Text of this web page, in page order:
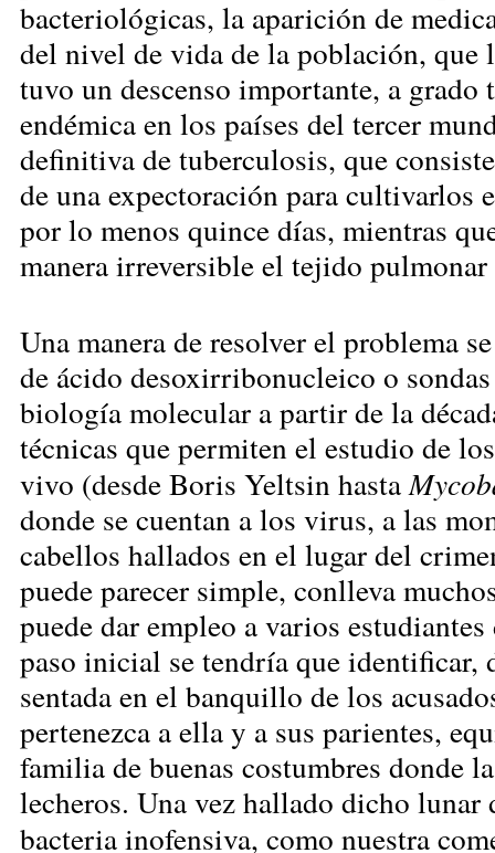
bacteriológicas, la aparición de
del nivel de vida de la población, que
tuvo un descenso importante, a grado
endémica en los países del tercer
definitiva de tuberculosis, que
de una expectoración para
por lo menos quince días, mientras
manera irreversible el tejido
Una manera de resolver el problema
de ácido desoxirribonucleico o
biología molecular a partir de la
técnicas que permiten el estudio de
vivo (desde Boris Yeltsin hasta
donde se cuentan a los virus, a las
cabellos hallados en el lugar del
puede parecer simple, conlleva
puede dar empleo a varios
paso inicial se tendría que identificar,
sentada en el banquillo de los
pertenezca a ella y a sus parientes,
familia de buenas costumbres donde
lecheros. Una vez hallado dicho
bacteria inofensiva, como nuestra